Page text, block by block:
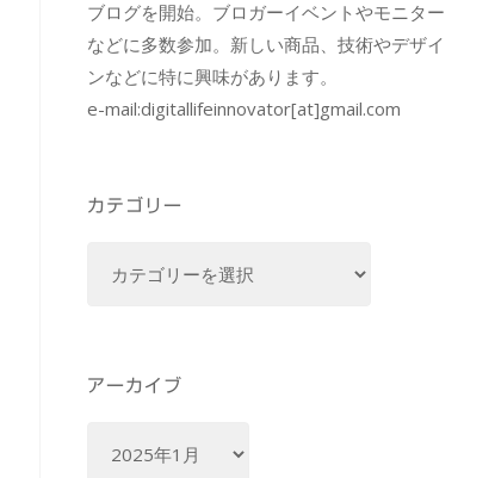
ブログを開始。ブロガーイベントやモニター
などに多数参加。新しい商品、技術やデザイ
ンなどに特に興味があります。
e-mail:digitallifeinnovator[at]gmail.com
カテゴリー
ー
アーカイブ